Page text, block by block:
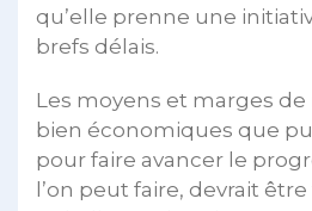
qu’elle prenne une
brefs délais.
Les moyens et marges
bien économiques que
pour faire avancer le
l’on peut faire, devrait